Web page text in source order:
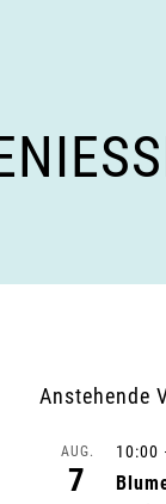
Anstehende
AUG.
7
10:00